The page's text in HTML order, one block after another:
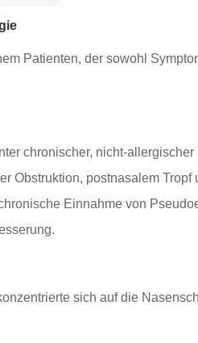
Patienten, der sowohl
chronischer, nicht-
Obstruktion, postnasalem
Einnahme von
sich auf die